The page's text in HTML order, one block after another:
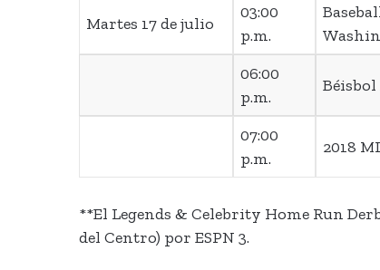
Martes 17 de julio
03:00
p.m.
06:00
p.m.
Béisbol
07:00
p.m.
2018
**El Legends & Celebrity Home Run
del Centro) por ESPN 3.